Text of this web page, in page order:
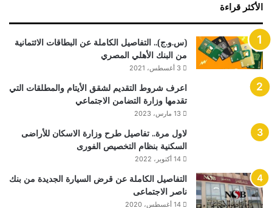
الأكثر قراءة
(س.و.ج).. التفاصيل الكاملة عن البطاقات الائتمانية
من البنك الأهلي المصري
3 أغسطس، 2021
اعرف شروط التقديم لشقق الأيتام والمطلقات التي
تقدمها وزارة التضامن الاجتماعي
13 مارس، 2023
لاول مرة.. تفاصيل طرح وزارة الاسكان للأراضى
السكنية بنظام التخصيص الفورى
14 أكتوبر، 2022
التفاصيل الكاملة عن قرض السيارة الجديدة من بنك
ناصر الاجتماعى
14 أغسطس، 2020